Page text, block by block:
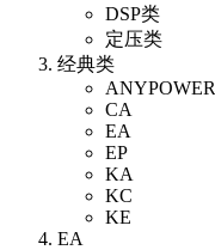
DSP类
定压类
经典类
ANYPOWER
CA
EA
EP
KA
KC
KE
EA